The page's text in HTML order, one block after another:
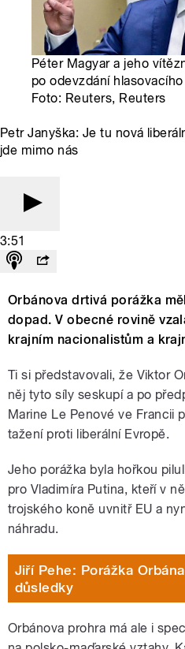
Péter Magyar a jeho
po odevzdání hlasovacího
Foto: Reuters, Reuters
Petr Janyška: Je tu nová
jde mimo nás
3:51
Orbánova drtivá porážka
dopad. V obecné rovině
krajním nacionalistům a
Ti si představovali, že Viktor
něj tyto síly seskupí a po
Marine Le Penové ve Francii
tažení proti liberální Evropě.
Jeho porážka byla hořkou
pro Vladimíra Putina, kteří v
trojského koně uvnitř EU a
náhradu.
Jiří Pehe: Porážka
důsledky
Orbánova prohra má ale i